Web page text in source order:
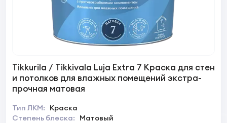
Tikkurila / Tikkivala Luja Extra 7 Краска для стен
и потолков для влажных помещений экстра-
прочная матовая
Тип ЛКМ:
Краска
Степень блеска:
Матовый